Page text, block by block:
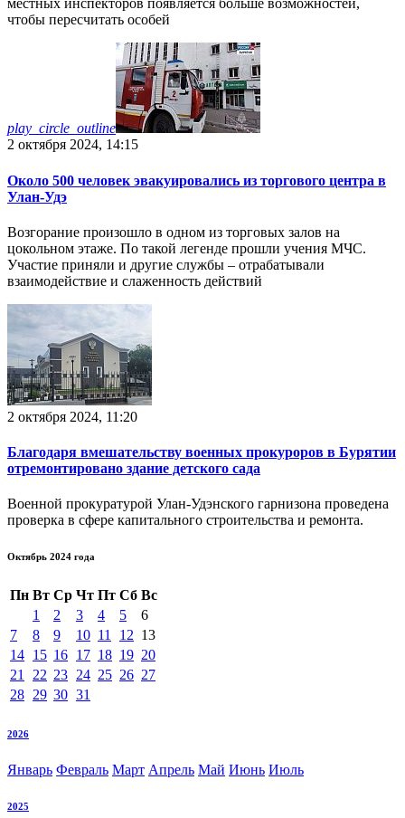
местных инспекторов появляется больше возможностей,
чтобы пересчитать особей
play_circle_outline
2 октября 2024, 14:15
Около 500 человек эвакуировались из торгового центра в
Улан-Удэ
Возгорание произошло в одном из торговых залов на
цокольном этаже. По такой легенде прошли учения МЧС.
Участие приняли и другие службы – отрабатывали
взаимодействие и слаженность действий
2 октября 2024, 11:20
Благодаря вмешательству военных прокуроров в Бурятии
отремонтировано здание детского сада
Военной прокуратурой Улан-Удэнского гарнизона проведена
проверка в сфере капитального строительства и ремонта.
Октябрь 2024 года
Пн Вт Ср Чт Пт Сб Вс
1
2 3 4 5
6
7
8 9 10 11 12 13
14 15 16 17 18 19 20
21 22 23 24 25 26 27
28 29 30 31
2026
Январь Февраль Март Апрель Май Июнь Июль
2025